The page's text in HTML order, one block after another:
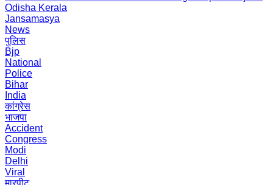
Odisha Kerala
Jansamasya
News
पुलिस
Bjp
National
Police
Bihar
India
कांग्रेस
भाजपा
Accident
Congress
Modi
Delhi
Viral
मारपीट